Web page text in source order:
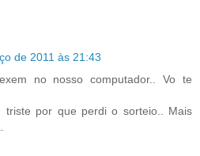
de 2011 às 21:43
no nosso computador.. Vo te
triste por que perdi o sorteio.. Mais